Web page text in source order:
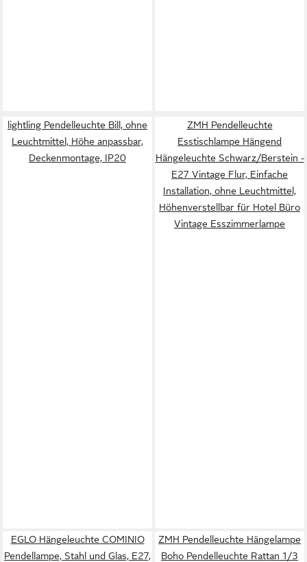
lightling Pendelleuchte Bill, ohne
Leuchtmittel, Höhe anpassbar,
Deckenmontage, IP20
ZMH Pendelleuchte
Esstischlampe Hängend
Hängeleuchte Schwarz/Berstein -
E27 Vintage Flur, Einfache
Installation, ohne Leuchtmittel,
Höhenverstellbar für Hotel Büro
Vintage Esszimmerlampe
EGLO Hängeleuchte COMINIO
Pendellampe, Stahl und Glas, E27,
ZMH Pendelleuchte Hängelampe
Boho Pendelleuchte Rattan 1/3